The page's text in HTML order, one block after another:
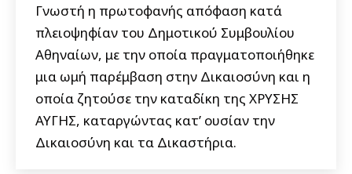
Γνωστή η πρωτοφανής απόφαση κατά
πλειοψηφίαν του Δημοτικού Συμβουλίου
Αθηναίων, με την οποία πραγματοποιήθηκε
μια ωμή παρέμβαση στην Δικαιοσύνη και η
οποία ζητούσε την καταδίκη της ΧΡΥΣΗΣ
ΑΥΓΗΣ, καταργώντας κατ’ ουσίαν την
Δικαιοσύνη και τα Δικαστήρια.